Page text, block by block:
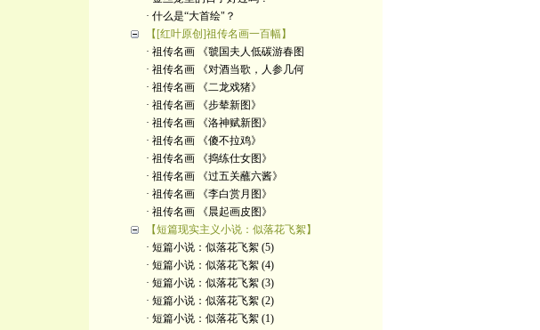
· 什么是“大首绘"？
【[红叶原创]祖传名画一百幅】
· 祖传名画 《虢国夫人低碳游春图
· 祖传名画 《对酒当歌，人参几何
· 祖传名画 《二龙戏猪》
· 祖传名画 《步辇新图》
· 祖传名画 《洛神赋新图》
· 祖传名画 《傻不拉鸡》
· 祖传名画 《捣练仕女图》
· 祖传名画 《过五关蘸六酱》
· 祖传名画 《李白赏月图》
· 祖传名画 《晨起画皮图》
【短篇现实主义小说：似落花飞絮】
· 短篇小说：似落花飞絮 (5)
· 短篇小说：似落花飞絮 (4)
· 短篇小说：似落花飞絮 (3)
· 短篇小说：似落花飞絮 (2)
· 短篇小说：似落花飞絮 (1)